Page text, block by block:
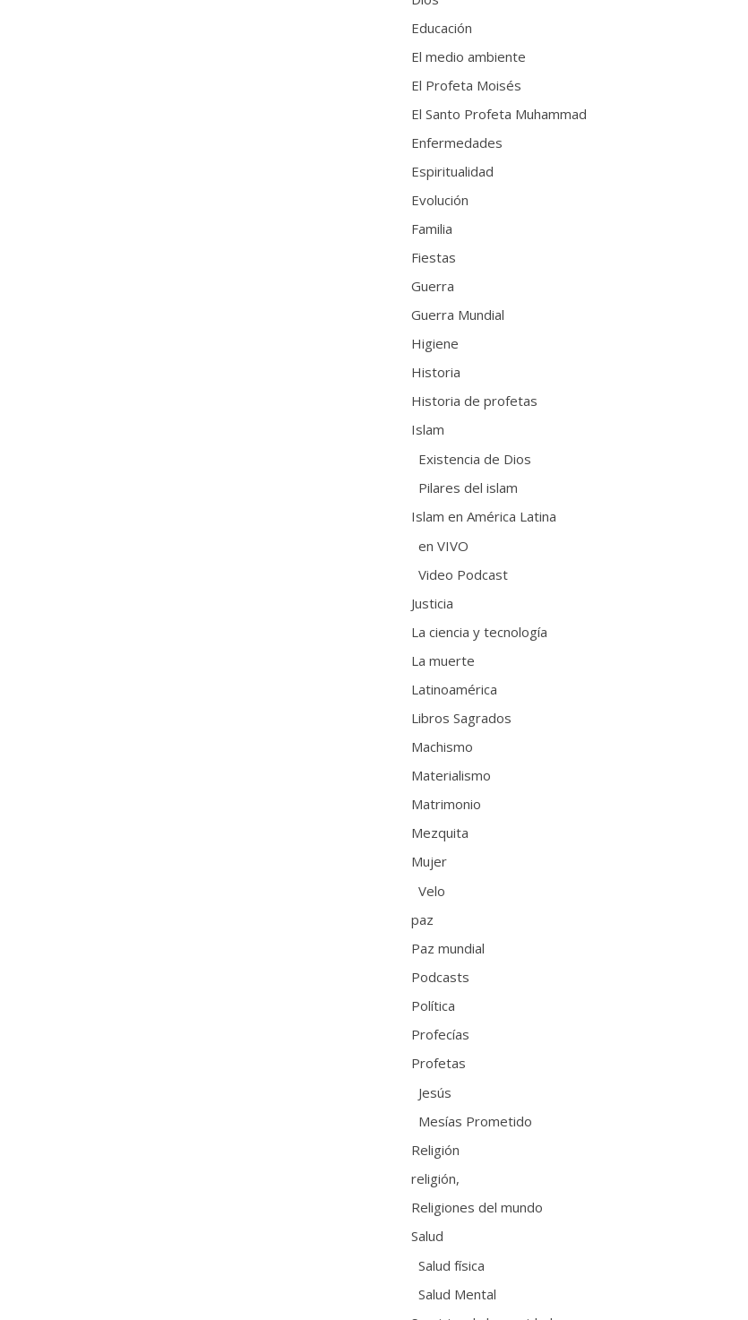
Educación
El medio ambiente
El Profeta Moisés
El Santo Profeta Muhammad
Enfermedades
Espiritualidad
Evolución
Familia
Fiestas
Guerra
Guerra Mundial
Higiene
Historia
Historia de profetas
Islam
Existencia de Dios
Pilares del islam
Islam en América Latina
en VIVO
Video Podcast
Justicia
La ciencia y tecnología
La muerte
Latinoamérica
Libros Sagrados
Machismo
Materialismo
Matrimonio
Mezquita
Mujer
Velo
paz
Paz mundial
Podcasts
Política
Profecías
Profetas
Jesús
Mesías Prometido
Religión
religión,
Religiones del mundo
Salud
Salud física
Salud Mental